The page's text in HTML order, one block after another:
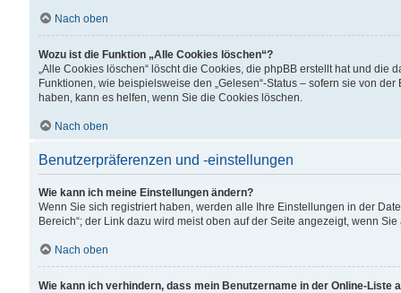
Nach oben
Wozu ist die Funktion „Alle Cookies löschen“?
„Alle Cookies löschen“ löscht die Cookies, die phpBB erstellt hat und
Funktionen, wie beispielsweise den „Gelesen“-Status – sofern sie von
haben, kann es helfen, wenn Sie die Cookies löschen.
Nach oben
Benutzerpräferenzen und -einstellungen
Wie kann ich meine Einstellungen ändern?
Wenn Sie sich registriert haben, werden alle Ihre Einstellungen in der
Bereich“; der Link dazu wird meist oben auf der Seite angezeigt, wenn
Nach oben
Wie kann ich verhindern, dass mein Benutzername in der Online-Liste